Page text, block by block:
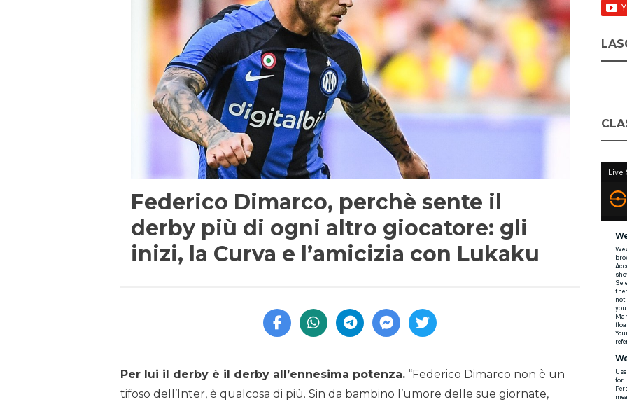
Federico Dimarco, perchè sente il
derby più di ogni altro giocatore: gli
inizi, la Curva e l’amicizia con Lukaku
Per lui il derby è il derby all’ennesima potenza. “Federico Dimarco non è un
tifoso dell’Inter, è qualcosa di più. Sin da bambino l’umore delle sue giornate,